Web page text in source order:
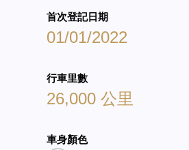
首次登記日期
01/01/2022
行車里數
26,000 公里
車身顏色